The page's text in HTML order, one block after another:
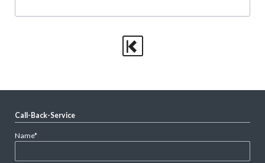
Call-Back-Service
Pflichtfeld
Name*